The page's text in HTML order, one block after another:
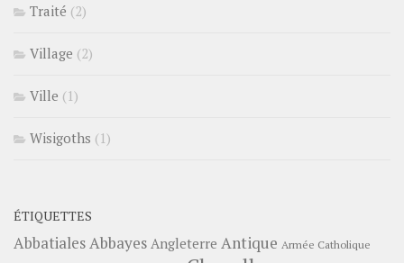
Traité (2)
Village (2)
Ville (1)
Wisigoths (1)
ÉTIQUETTES
Abbatiales Abbayes Angleterre Antique Armée Catholique